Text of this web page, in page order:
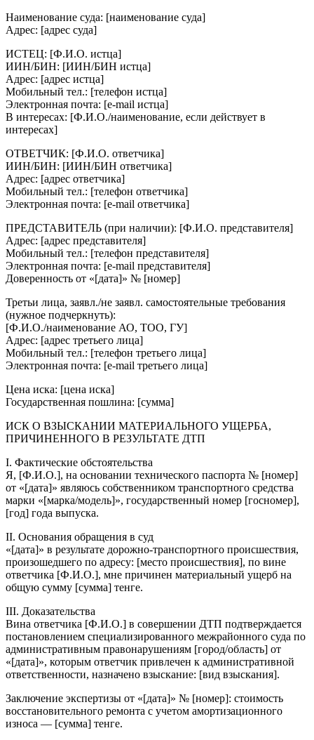
Наименование суда: [наименование суда]
Адрес: [адрес суда]
ИСТЕЦ: [Ф.И.О. истца]
ИИН/БИН: [ИИН/БИН истца]
Адрес: [адрес истца]
Мобильный тел.: [телефон истца]
Электронная почта: [e-mail истца]
В интересах: [Ф.И.О./наименование, если действует в
интересах]
ОТВЕТЧИК: [Ф.И.О. ответчика]
ИИН/БИН: [ИИН/БИН ответчика]
Адрес: [адрес ответчика]
Мобильный тел.: [телефон ответчика]
Электронная почта: [e-mail ответчика]
ПРЕДСТАВИТЕЛЬ (при наличии): [Ф.И.О. представителя]
Адрес: [адрес представителя]
Мобильный тел.: [телефон представителя]
Электронная почта: [e-mail представителя]
Доверенность от «[дата]» № [номер]
Третьи лица, заявл./не заявл. самостоятельные требования
(нужное подчеркнуть):
[Ф.И.О./наименование АО, ТОО, ГУ]
Адрес: [адрес третьего лица]
Мобильный тел.: [телефон третьего лица]
Электронная почта: [e-mail третьего лица]
Цена иска: [цена иска]
Государственная пошлина: [сумма]
ИСК О ВЗЫСКАНИИ МАТЕРИАЛЬНОГО УЩЕРБА,
ПРИЧИНЕННОГО В РЕЗУЛЬТАТЕ ДТП
I. Фактические обстоятельства
Я, [Ф.И.О.], на основании технического паспорта № [номер]
от «[дата]» являюсь собственником транспортного средства
марки «[марка/модель]», государственный номер [госномер],
[год] года выпуска.
II. Основания обращения в суд
«[дата]» в результате дорожно-транспортного происшествия,
произошедшего по адресу: [место происшествия], по вине
ответчика [Ф.И.О.], мне причинен материальный ущерб на
общую сумму [сумма] тенге.
III. Доказательства
Вина ответчика [Ф.И.О.] в совершении ДТП подтверждается
постановлением специализированного межрайонного суда по
административным правонарушениям [город/область] от
«[дата]», которым ответчик привлечен к административной
ответственности, назначено взыскание: [вид взыскания].
Заключение экспертизы от «[дата]» № [номер]: стоимость
восстановительного ремонта с учетом амортизационного
износа — [сумма] тенге.